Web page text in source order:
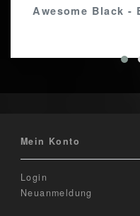
Awesome Black -
Mein Konto
Login
Neuanmeldung